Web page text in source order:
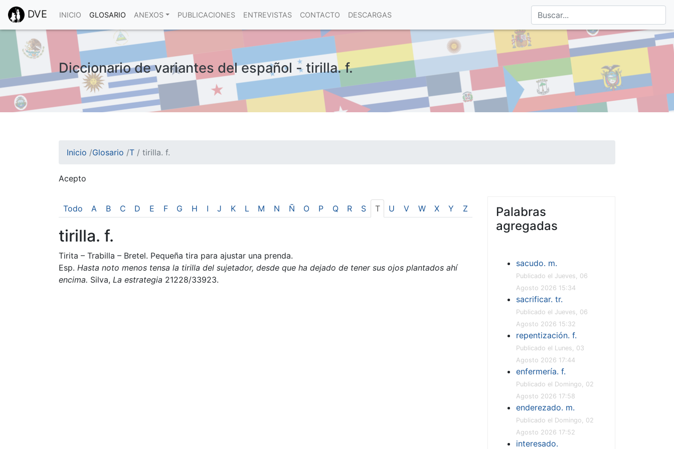
DVE INICIO GLOSARIO ANEXOS PUBLICACIONES ENTREVISTAS CONTACTO DESCARGAS
Diccionario de variantes del español - tirilla. f.
Inicio /Glosario /T / tirilla. f.
Acepto
Todo A B C D E F G H I J K L M N Ñ O P Q R S T U V W X Y Z
tirilla. f.
Tirita – Trabilla – Bretel. Pequeña tira para ajustar una prenda.
Esp. Hasta noto menos tensa la tirilla del sujetador, desde que ha dejado de tener sus ojos plantados ahí
encima. Silva, La estrategia 21228/33923.
Palabras
agregadas
sacudo. m.
Publicado el Jueves, 06
Agosto 2026 15:34
sacrificar. tr.
Publicado el Jueves, 06
Agosto 2026 15:32
repentización. f.
Publicado el Lunes, 03
Agosto 2026 17:44
enfermería. f.
Publicado el Domingo, 02
Agosto 2026 17:58
enderezado. m.
Publicado el Domingo, 02
Agosto 2026 17:52
interesado.